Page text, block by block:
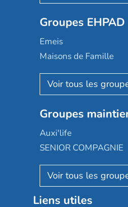
Mobicap
Domusvi
Happy Senior
Aquarelia
Nexity edenea
Les jardins d'Arcadie
Occitalia
Appartseniors
Reseda
Stella management
Les villages d'or
Groupes EHPAD
Emeis
Maisons de Famille
Korian
Emera
Groupe SOS
Le Noble Âge
Almage
Résidalya
Groupe aplus
Groupes
Auxi'life
SENIOR COMPAGNIE
AGE D'OR Services
Liens utiles